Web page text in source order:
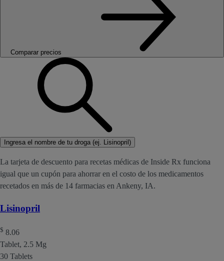
Comparar precios
Ingresa el nombre de tu droga (ej. Lisinopril)
La tarjeta de descuento para recetas médicas de Inside Rx funciona
igual que un cupón para ahorrar en el costo de los medicamentos
recetados en más de 14 farmacias en Ankeny, IA.
Lisinopril
$ 8.06
Tablet, 2.5 Mg
30 Tablets